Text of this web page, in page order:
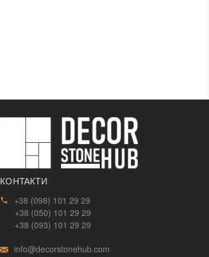
КОНТАКТИ
+38 (098) 101 29 29
+38 (050) 101 29 29
+38 (093) 101 29 29
info@decorstonehub.com